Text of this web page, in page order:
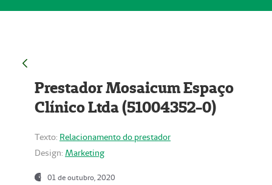
Prestador Mosaicum Espaço
Clínico Ltda (51004352-0)
Texto: Relacionamento do prestador
Design: Marketing
01 de outubro, 2020